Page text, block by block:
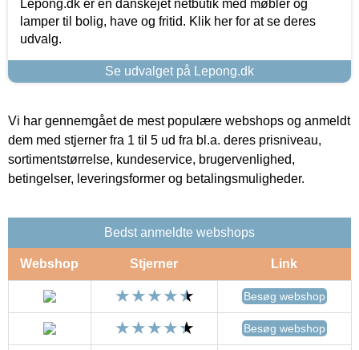
Lepong.dk er en danskejet netbutik med møbler og
lamper til bolig, have og fritid. Klik her for at se deres
udvalg.
Se udvalget på Lepong.dk
Vi har gennemgået de mest populære webshops og anmeldt
dem med stjerner fra 1 til 5 ud fra bl.a. deres prisniveau,
sortimentstørrelse, kundeservice, brugervenlighed,
betingelser, leveringsformer og betalingsmuligheder.
Bedst anmeldte webshops
Webshop Stjerner Link
Besøg webshop
Besøg webshop